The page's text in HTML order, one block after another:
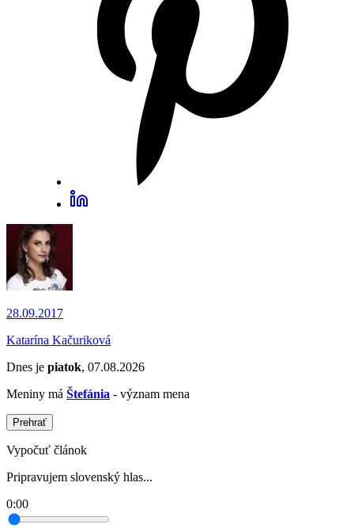
28.09.2017
Katarína Kačuriková
Dnes je piatok, 07.08.2026
Meniny má Štefánia - význam mena
Prehrať
Vypočuť článok
Pripravujem slovenský hlas...
0:00